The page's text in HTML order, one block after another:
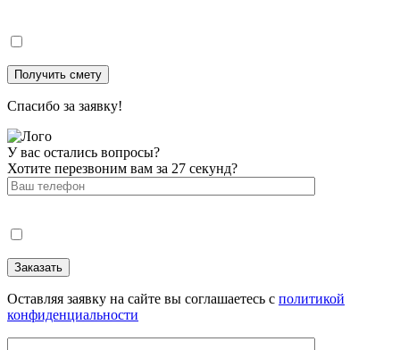
Спасибо за заявку!
У вас остались вопросы?
Хотите перезвоним вам за 27 секунд?
Оставляя заявку на сайте вы соглашаетесь с политикой
конфиденциальности